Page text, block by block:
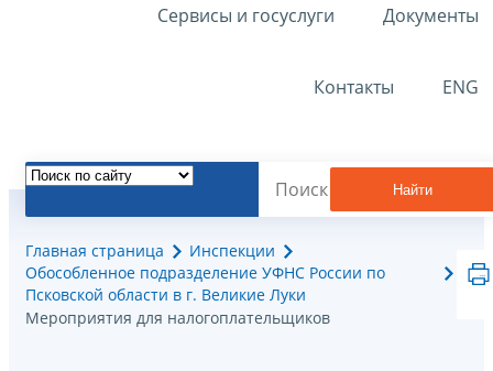
Сервисы и госуслуги Документы
Контакты ENG
Найти
Главная страница
Инспекции
Обособленное подразделение УФНС России по
Псковской области в г. Великие Луки
Мероприятия для налогоплательщиков